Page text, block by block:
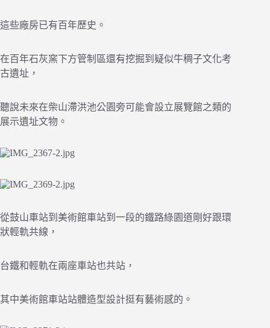
這些廠房已有百年歷史。
在百年石灰窯下方管制區還有挖掘到疑似牛稠子文化考
古遺址，
聽說未來在柴山滯洪池公園旁可能會設立展覽館之類的
展示遺址文物。
從鼓山車站到美術館車站到一段的鐵路綠園道剛好跟環
狀輕軌共線，
台鐵和輕軌在兩座車站也共站，
其中美術館車站站體造型設計挺有藝術感的。